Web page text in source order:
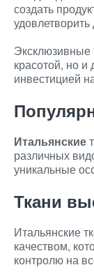
создать
Эксклюзивные
красотой, но и
инвестицией
Итальянские
различных
уникальные
Ткани
Итальянские
качеством,
контролю на